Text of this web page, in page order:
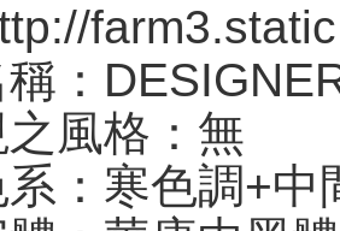
：
風格：無
：寒色調+中